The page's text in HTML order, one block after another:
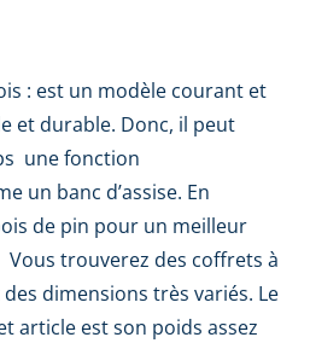
: est un modèle courant et
et durable. Donc, il peut
une fonction
un banc d’assise. En
de pin pour un meilleur
trouverez des coffrets à
dimensions très variés. Le
article est son poids assez